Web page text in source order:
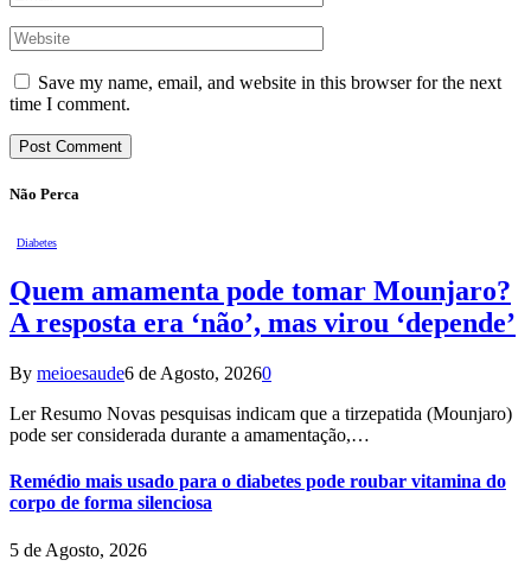
Save my name, email, and website in this browser for the next
time I comment.
Não Perca
Diabetes
Quem amamenta pode tomar Mounjaro?
A resposta era ‘não’, mas virou ‘depende’
By meioesaude6 de Agosto, 20260
Ler Resumo Novas pesquisas indicam que a tirzepatida (Mounjaro)
pode ser considerada durante a amamentação,…
Remédio mais usado para o diabetes pode roubar vitamina do
corpo de forma silenciosa
5 de Agosto, 2026